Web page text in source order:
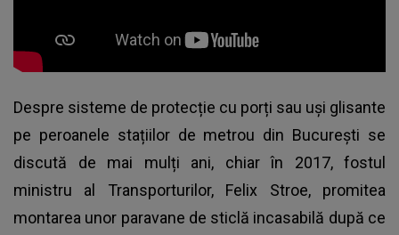
Despre sisteme de protecție cu porți sau uși glisante
pe peroanele stațiilor de metrou din București se
discută de mai mulți ani, chiar în 2017, fostul
ministru al Transporturilor, Felix Stroe, promitea
montarea unor paravane de sticlă incasabilă după ce